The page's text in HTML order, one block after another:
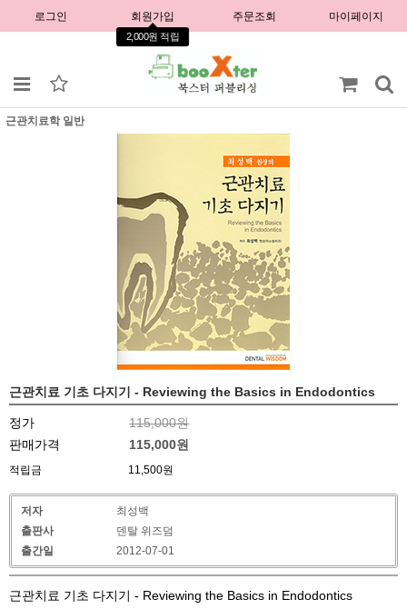
로그인 회원가입
2,000원 적립
주문조회 마이페이지
근관치료학 일반
근관치료 기초 다지기 - Reviewing the Basics in Endodontics
정가
115,000원
판매가격
115,000원
적립금 11,500원
저자
최성백
출판사
덴탈 위즈덤
출간일
2012-07-01
근관치료 기초 다지기 - Reviewing the Basics in Endodontics